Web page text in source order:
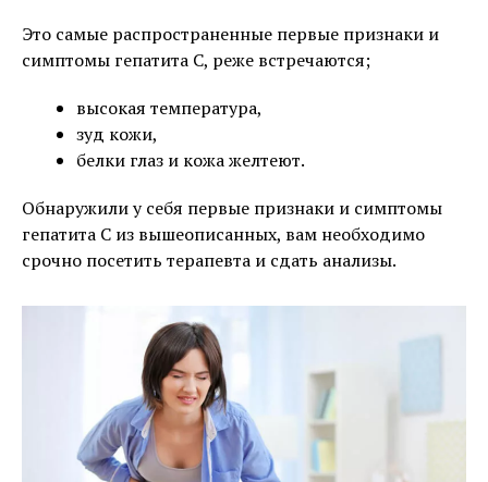
Это самые распространенные первые признаки и
симптомы гепатита C, реже встречаются;
высокая температура,
зуд кожи,
белки глаз и кожа желтеют.
Обнаружили у себя первые признаки и симптомы
гепатита C из вышеописанных, вам необходимо
срочно посетить терапевта и сдать анализы.